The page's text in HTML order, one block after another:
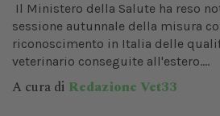
Il Ministero della Salute ha reso
sessione autunnale della misura
riconoscimento in Italia delle
veterinario conseguite all'estero....
A cura di Redazione Vet33